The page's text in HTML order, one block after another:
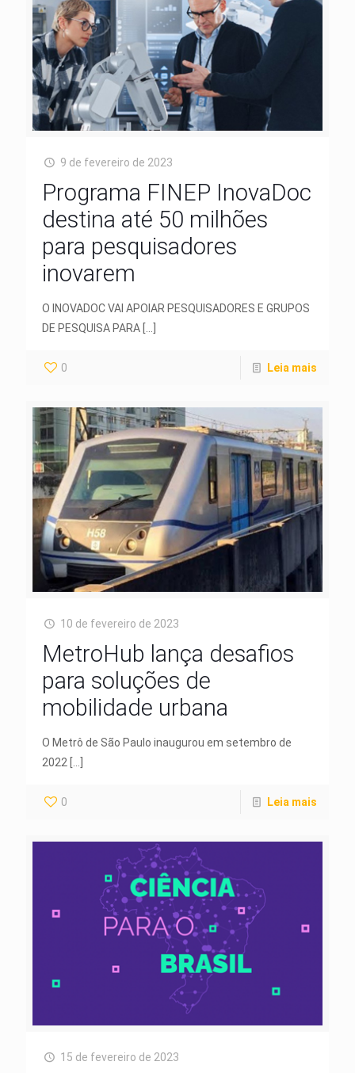
9 de fevereiro de 2023
Programa FINEP InovaDoc
destina até 50 milhões
para pesquisadores
inovarem
O INOVADOC VAI APOIAR PESQUISADORES E GRUPOS
DE PESQUISA PARA […]
0 Leia mais
10 de fevereiro de 2023
MetroHub lança desafios
para soluções de
mobilidade urbana
O Metrô de São Paulo inaugurou em setembro de
2022
0 Leia mais
15 de fevereiro de 2023